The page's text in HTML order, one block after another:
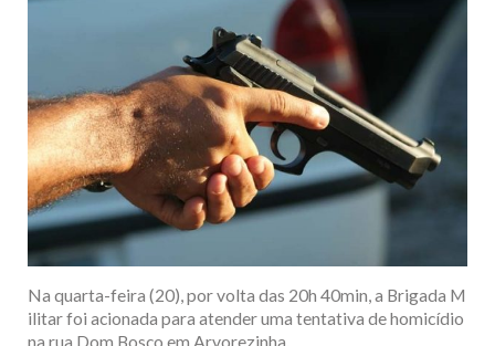
Na quarta-feira (20), por volta das 20h 40min, a Brigada M
ilitar foi acionada para atender uma tentativa de homicídio
na rua Dom Bosco em Arvorezinha.